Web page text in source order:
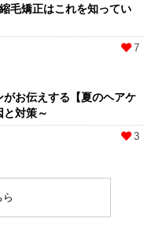
毛矯正はこれを知ってい
7
お伝えする【夏のヘアケ
と対策～
3
ら